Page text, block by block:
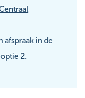
afspraak in de
2.